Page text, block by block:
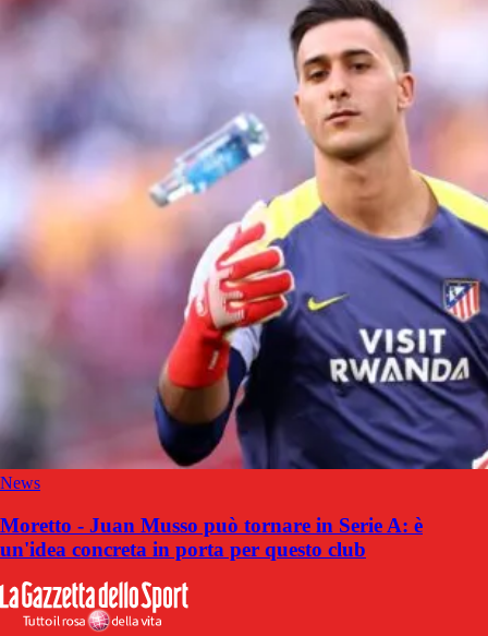
News
Moretto - Juan Musso può tornare in Serie A: è
un'idea concreta in porta per questo club